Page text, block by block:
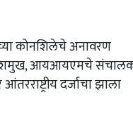
कोनशिलेचेअनावरण
,आयआयएमचे
आंतरराष्ट्रीयदर्जाचाझाला